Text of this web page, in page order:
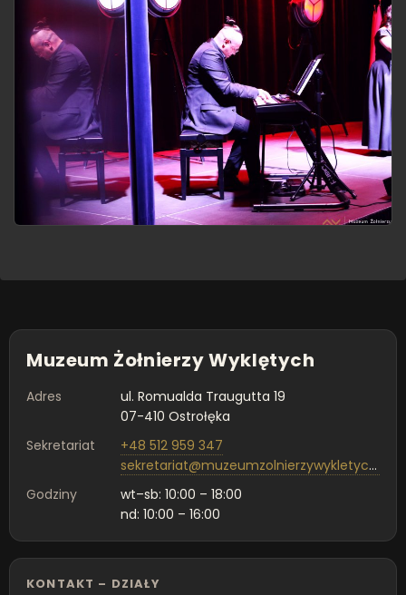
Muzeum Żołnierzy Wyklętych
Adres
ul. Romualda Traugutta 19
07-410 Ostrołęka
Sekretariat
+48 512 959 347
sekretariat@muzeumzolnierzywykletych.pl
Godziny
wt–sb: 10:00 – 18:00
nd: 10:00 – 16:00
KONTAKT – DZIAŁY